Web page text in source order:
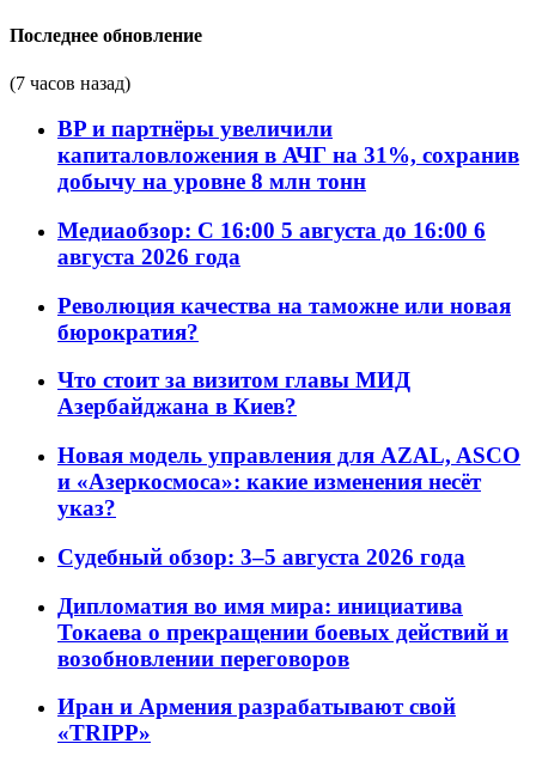
Последнее обновление
(7 часов назад)
BP и партнёры увеличили
капиталовложения в АЧГ на 31%, сохранив
добычу на уровне 8 млн тонн
Медиаобзор: С 16:00 5 августа до 16:00 6
августа 2026 года
Революция качества на таможне или новая
бюрократия?
Что стоит за визитом главы МИД
Азербайджана в Киев?
Новая модель управления для AZAL, ASCO
и «Азеркосмоса»: какие изменения несёт
указ?
Судебный обзор: 3–5 августа 2026 года
Дипломатия во имя мира: инициатива
Токаева о прекращении боевых действий и
возобновлении переговоров
Иран и Армения разрабатывают свой
«TRIPP»